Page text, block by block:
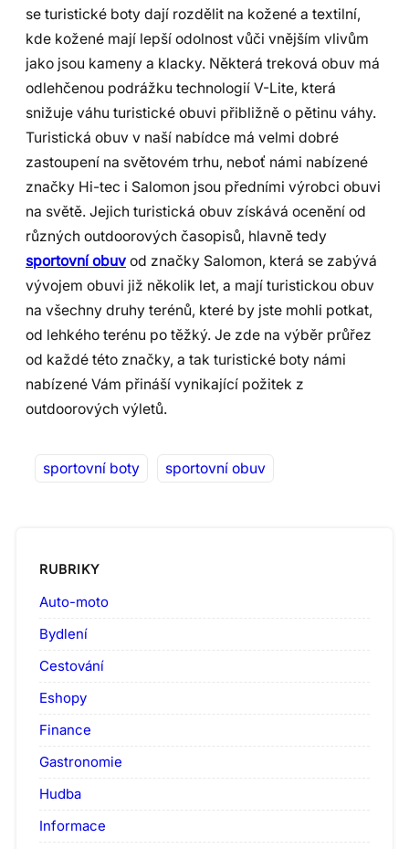
se turistické boty dají rozdělit na kožené a textilní,
kde kožené mají lepší odolnost vůči vnějším vlivům
jako jsou kameny a klacky. Některá treková obuv má
odlehčenou podrážku technologií V-Lite, která
snižuje váhu turistické obuvi přibližně o pětinu váhy.
Turistická obuv v naší nabídce má velmi dobré
zastoupení na světovém trhu, neboť námi nabízené
značky Hi-tec i Salomon jsou předními výrobci obuvi
na světě. Jejich turistická obuv získává ocenění od
různých outdoorových časopisů, hlavně tedy
sportovní obuv od značky Salomon, která se zabývá
vývojem obuvi již několik let, a mají turistickou obuv
na všechny druhy terénů, které by jste mohli potkat,
od lehkého terénu po těžký. Je zde na výběr průřez
od každé této značky, a tak turistické boty námi
nabízené Vám přináší vynikající požitek z
outdoorových výletů.
sportovní boty sportovní obuv
RUBRIKY
Auto-moto
Bydlení
Cestování
Eshopy
Finance
Gastronomie
Hudba
Informace